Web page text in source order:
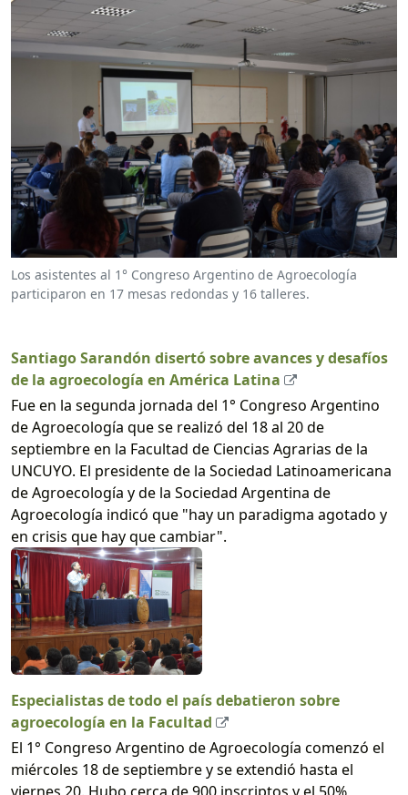
Los asistentes al 1° Congreso Argentino de Agroecología
participaron en 17 mesas redondas y 16 talleres.
Santiago Sarandón disertó sobre avances y desafíos
de la agroecología en América Latina
Fue en la segunda jornada del 1° Congreso Argentino
de Agroecología que se realizó del 18 al 20 de
septiembre en la Facultad de Ciencias Agrarias de la
UNCUYO. El presidente de la Sociedad Latinoamericana
de Agroecología y de la Sociedad Argentina de
Agroecología indicó que "hay un paradigma agotado y
en crisis que hay que cambiar".
Especialistas de todo el país debatieron sobre
agroecología en la Facultad
El 1° Congreso Argentino de Agroecología comenzó el
miércoles 18 de septiembre y se extendió hasta el